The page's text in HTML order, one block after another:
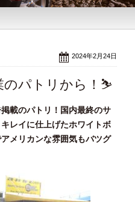
2024年2月24日
のパトリから！⛷
載のパトリ！国内最終のサ
レイに仕上げたホワイトボ
メリカンな雰囲気もバツグ